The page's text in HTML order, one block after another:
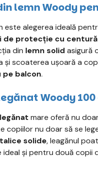
lemn Woody
este alegerea ideală
de protecție cu
din lemn solid asigură
și scoaterea ușoară a
pe balcon.
Woody 100
mare oferă nu
copiilor nu doar să se
solide, leagănul
ideal și pentru două copii